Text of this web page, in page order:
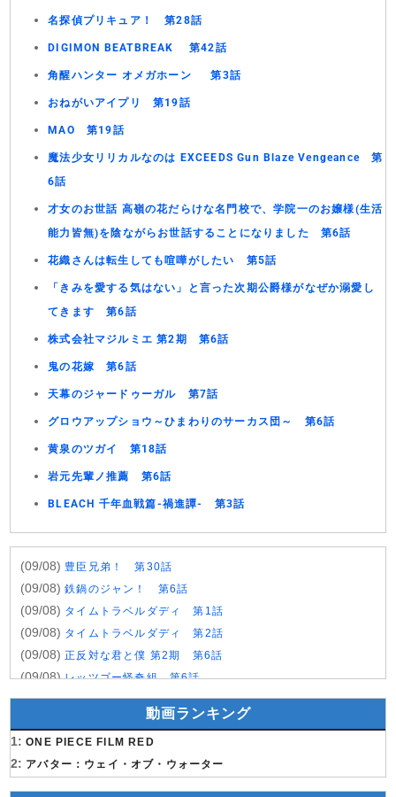
名探偵プリキュア！ 第28話
DIGIMON BEATBREAK 第42話
角醒ハンター オメガホーン 第3話
おねがいアイプリ 第19話
MAO 第19話
魔法少女リリカルなのは EXCEEDS Gun Blaze Vengeance 第
6話
才女のお世話 高嶺の花だらけな名門校で、学院一のお嬢様(生活
能力皆無)を陰ながらお世話することになりました 第6話
花織さんは転生しても喧嘩がしたい 第5話
「きみを愛する気はない」と言った次期公爵様がなぜか溺愛し
てきます 第6話
株式会社マジルミエ 第2期 第6話
鬼の花嫁 第6話
天幕のジャードゥーガル 第7話
グロウアップショウ～ひまわりのサーカス団～ 第6話
黄泉のツガイ 第18話
岩元先輩ノ推薦 第6話
BLEACH 千年血戦篇-禍進譚- 第3話
(09/08) 豊臣兄弟！ 第30話
(09/08)鉄鍋のジャン！ 第6話
(09/08) タイムトラベルダディ 第1話
(09/08) タイムトラベルダディ 第2話
(09/08)正反対な君と僕 第2期 第6話
(09/08)レッツゴー怪奇組 第6話
(09/08)名探偵プリキュア！ 第28話
仮面ライダーゼッツ 第47話
(09/08)DIGIMON BEATBREAK 第42話
(09/08)角醒ハンター オメガホーン 第3話
おねがいアイプリ 第19話
動画ランキング
1: ONE PIECE FILM RED
2: アバター：ウェイ・オブ・ウォーター